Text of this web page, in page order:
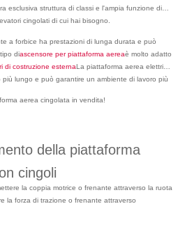
esclusiva struttura di classi e l'ampia funzione di
cingolati di cui hai bisogno.
a forbice ha prestazioni di lunga durata e può
diascensore per piattaforma aereaè molto adatto
di costruzione esternaLa piattaforma aerea elettrica
lungo e può garantire un ambiente di lavoro più
aerea cingolata in vendita!
della piattaforma
cingoli
la coppia motrice o frenante attraverso la ruota
la forza di trazione o frenante attraverso